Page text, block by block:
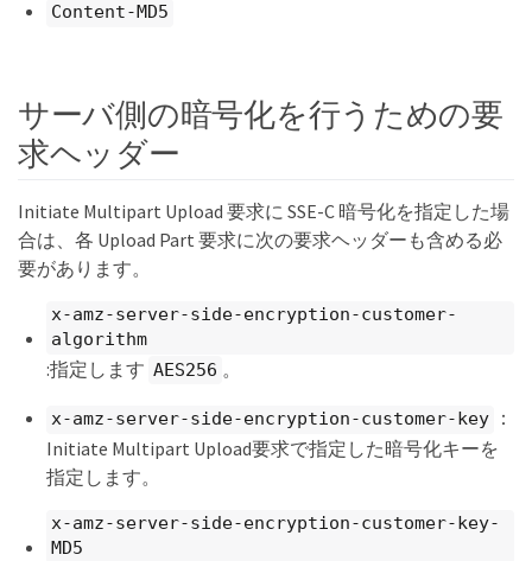
Content-MD5
サーバ側の暗号化を行うための要
求ヘッダー
Initiate Multipart Upload 要求に SSE-C 暗号化を指定した場
合は、各 Upload Part 要求に次の要求ヘッダーも含める必
要があります。
x-amz-server-side-encryption-customer-
algorithm
:指定します AES256 。
x-amz-server-side-encryption-customer-key
：
Initiate Multipart Upload要求で指定した暗号化キーを
指定します。
x-amz-server-side-encryption-customer-key-
MD5